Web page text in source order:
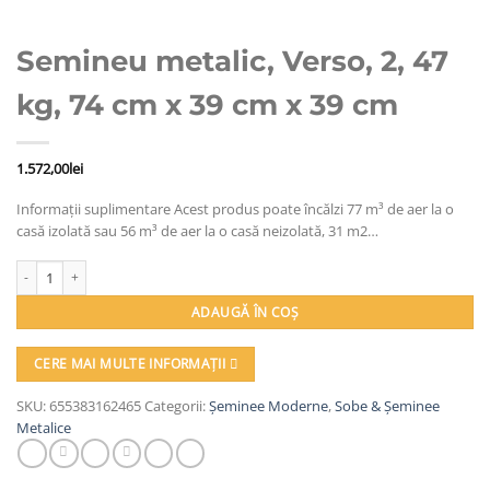
Semineu metalic, Verso, 2, 47
kg, 74 cm x 39 cm x 39 cm
1.572,00lei
Informații suplimentare Acest produs poate încălzi 77 m³ de aer la o
casă izolată sau 56 m³ de aer la o casă neizolată, 31 m2…
ADAUGĂ ÎN COȘ
CERE MAI MULTE INFORMAȚII
SKU:655383162465Categorii:Șeminee Moderne,Sobe & Șeminee
Metalice